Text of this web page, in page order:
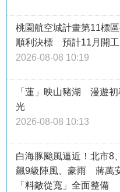
桃園航空城計畫第11標
順利決標 預計11月開工
2026-08-08 10:19
「蓮」映山豬湖 漫遊初
光
2026-08-08 10:13
白海豚颱風逼近！北市8
飆9級陣風、豪雨 蔣萬
「料敵從寬」全面整備